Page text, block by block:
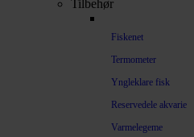
Tilbehør
Fiskenet
Termometer
Yngleklare fisk
Reservedele akvarie
Varmelegeme